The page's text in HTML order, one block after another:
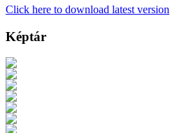
Click here to download latest version
Képtár